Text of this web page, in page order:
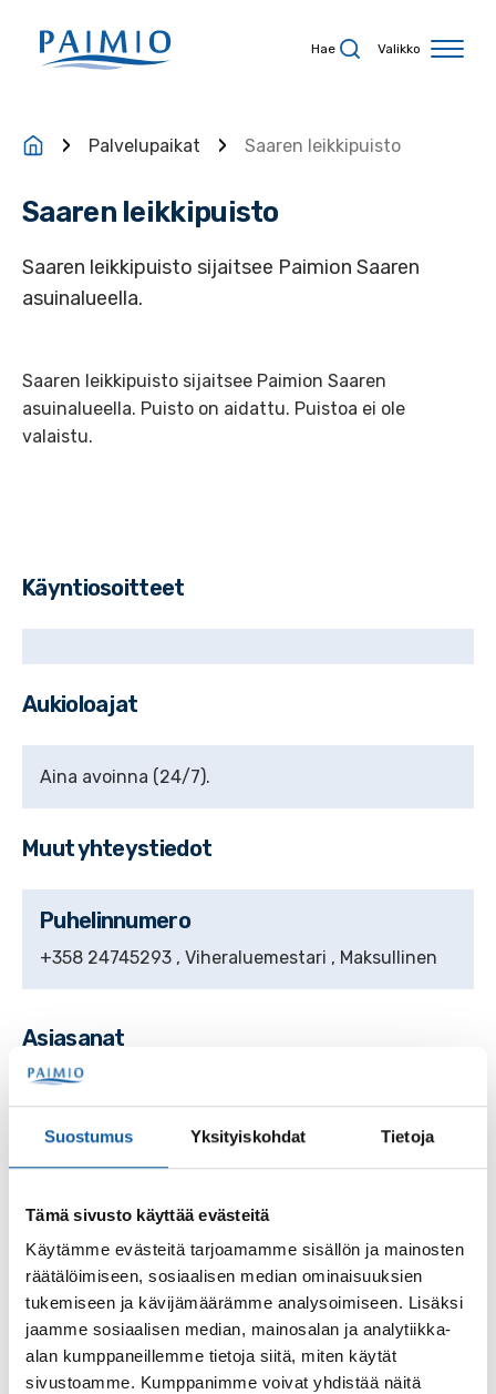
Suostumus Yksityiskohdat Tietoja
Tämä sivusto käyttää evästeitä
Käytämme evästeitä tarjoamamme sisällön ja mainosten
räätälöimiseen, sosiaalisen median ominaisuuksien
tukemiseen ja kävijämäärämme analysoimiseen. Lisäksi
jaamme sosiaalisen median, mainosalan ja analytiikka-
alan kumppaneillemme tietoja siitä, miten käytät
sivustoamme. Kumppanimme voivat yhdistää näitä
Hae Valikko
Palvelupaikat Saaren leikkipuisto
Saaren leikkipuisto
Saaren leikkipuisto sijaitsee Paimion Saaren
asuinalueella.
Saaren leikkipuisto sijaitsee Paimion Saaren
asuinalueella. Puisto on aidattu. Puistoa ei ole
valaistu.
Käyntiosoitteet
Aukioloajat
Aina avoinna (24/7).
Muut yhteystiedot
Puhelinnumero
+358 24745293 , Viheraluemestari , Maksullinen
Asiasanat
leikkikenttä
Palaute